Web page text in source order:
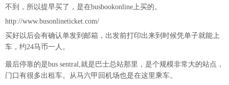
不到，所以提早买了，是在busbookonline上买的。
http://www.busonlineticket.com/
买好以后会有确认单发到邮箱，出发前打印出来到时候凭单子就能上
车，约24马币一人。
最后停靠的是bus sentral,就是巴士总站那里，是个规模非常大的站点，
门口有很多出租车。从马六甲回机场也是在这里乘车。